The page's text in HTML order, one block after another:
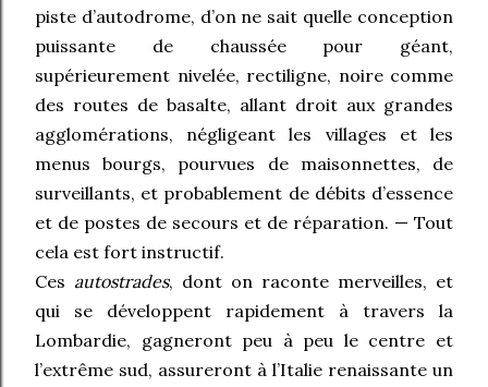
piste d’autodrome, d’on ne sait quelle conception
puissante de chaussée pour géant,
supérieurement nivelée, rectiligne, noire comme
des routes de basalte, allant droit aux grandes
agglomérations, négligeant les villages et les
menus bourgs, pourvues de maisonnettes, de
surveillants, et probablement de débits d’essence
et de postes de secours et de réparation. — Tout
cela est fort instructif.
Ces autostrades, dont on raconte merveilles, et
qui se développent rapidement à travers la
Lombardie, gagneront peu à peu le centre et
l’extrême sud, assureront à l’Italie renaissante un